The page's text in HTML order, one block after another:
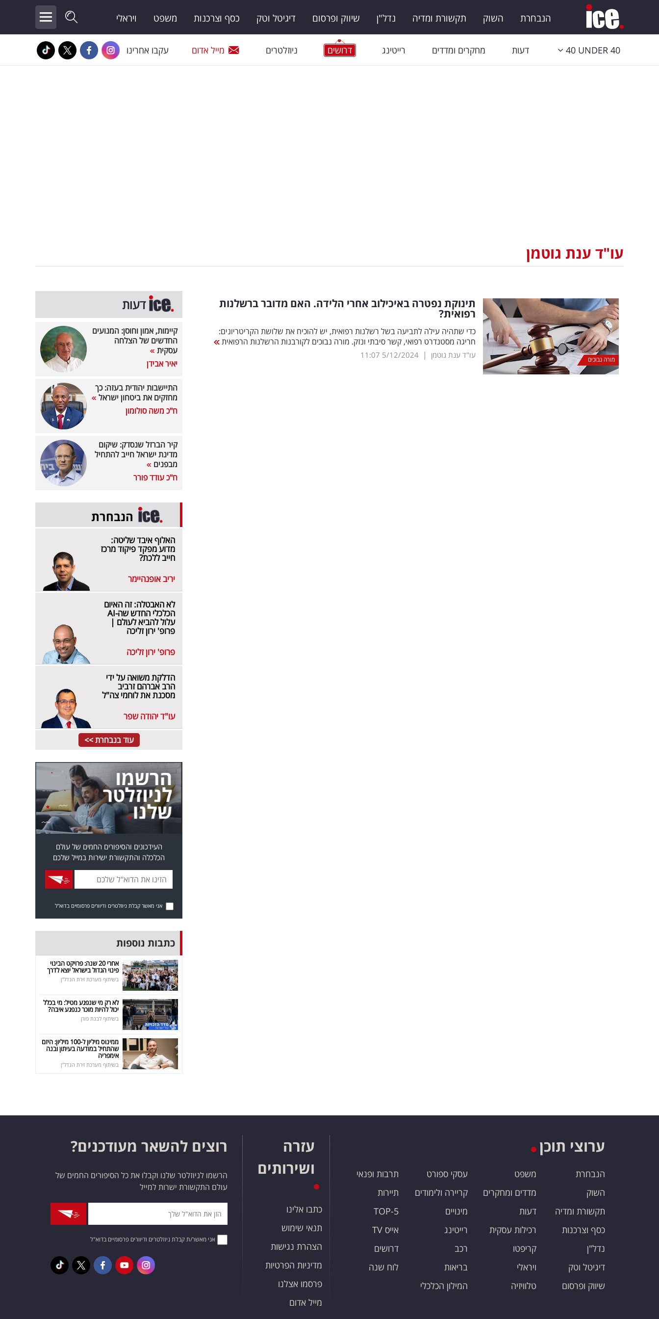
הנבחרת השוק תקשורת ומדיה נדל"ן שיווק ופרסום דיגיטל וטק כסף וצרכנות משפט ויראלי
40 UNDER 40 דעות מחקרים ומדדים רייטינג דרושים ניוזלטרים מייל אדום עקבו אחרינו
עו"ד ענת גוטמן
מורה נבוכים
תינוקת נפטרה באיכילוב אחרי הלידה. האם מדובר ברשלנות
רפואית?
כדי שתהיה עילה לתביעה בשל רשלנות רפואית, יש להוכיח את שלושת הקריטריונים:
חריגה מסטנדרט רפואי, קשר סיבתי ונזק. מורה נבוכים לקורבנות הרשלנות הרפואית
עו"ד ענת גוטמן |
5/12/2024
11:07
דעות
קיימות, אמון וחוסן: המנועים
החדשים של הצלחה
עסקית
יאיר אבידן
התיישבות יהודית בעזה: כך
מחזקים את ביטחון ישראל
ח"כ משה סולומון
קיר הברזל שנסדק: שיקום
מדינת ישראל חייב להתחיל
מבפנים
ח"כ עודד פורר
הנבחרת
האלוף איבד שליטה:
מדוע מפקד פיקוד מרכז
חייב ללכת?
יריב אופנהיימר
לא האבטלה: זה האיום
הכלכלי החדש שה-AI
עלול להביא לעולם |
פרופ' ירון זליכה
פרופ' ירון זליכה
הדלקת משואה על ידי
הרב אברהם זרביב
מסכנת את לוחמי צה"ל
עו"ד יהודה שפר
עוד בנבחרת >>
העידכונים והסיפורים החמים של עולם
הכלכלה והתקשורת ישירות במייל שלכם
אני מאשר קבלת ניוזלטרים ודיוורים פרסומיים בדוא"ל
כתבות נוספות
אחרי 20 שנה: פרויקט הבינוי
פינוי הגדול בישראל יוצא לדרך
בשיתוף מערכת זירת הנדל"ן
לא רק מי שנפגע מטיל: מי בכלל
יכול להיות מוכר כנפגע איבה?
בשיתוף לבנת פורן
ממינוס מיליון ל-100 מיליון: היזם
שהתחיל במודעה בעיתון ובנה
אימפריה
בשיתוף מערכת זירת הנדל"ן
ערוצי תוכן
הנבחרת
השוק
תקשורת ומדיה
כסף וצרכנות
נדל"ן
דיגיטל וטק
שיווק ופרסום
משפט
מדדים ומחקרים
דעות
רכילות עסקית
קריפטו
ויראלי
טלוויזיה
עסקי ספורט
קריירה ולימודים
מינויים
רייטינג
רכב
בריאות
המילון הכלכלי
תרבות ופנאי
תיירות
TOP-5
אייס TV
דרושים
לוח שנה
עזרה
ושירותים
כתבו אלינו
תנאי שימוש
הצהרת נגישות
מדיניות הפרטיות
פרסמו אצלנו
מייל אדום
רוצים להשאר מעודכנים?
הרשמו לניוזלטר שלנו וקבלו את כל הסיפורים החמים של
עולם התקשורת ישרות למייל
אני מאשר/ת קבלת ניוזלטרים ודיוורים פרסומיים בדוא"ל